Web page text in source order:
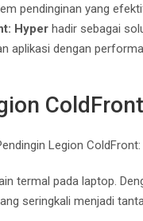
pendinginan yang
Hyper hadir sebagai
aplikasi dengan
termal pada laptop.
seringkali menjadi